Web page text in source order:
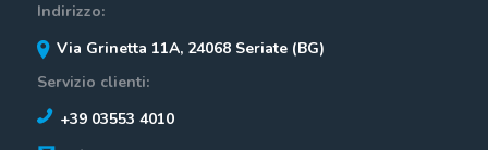
Indirizzo:
Via Grinetta 11A, 24068 Seriate (BG)
Servizio clienti:
+39 03553 4010